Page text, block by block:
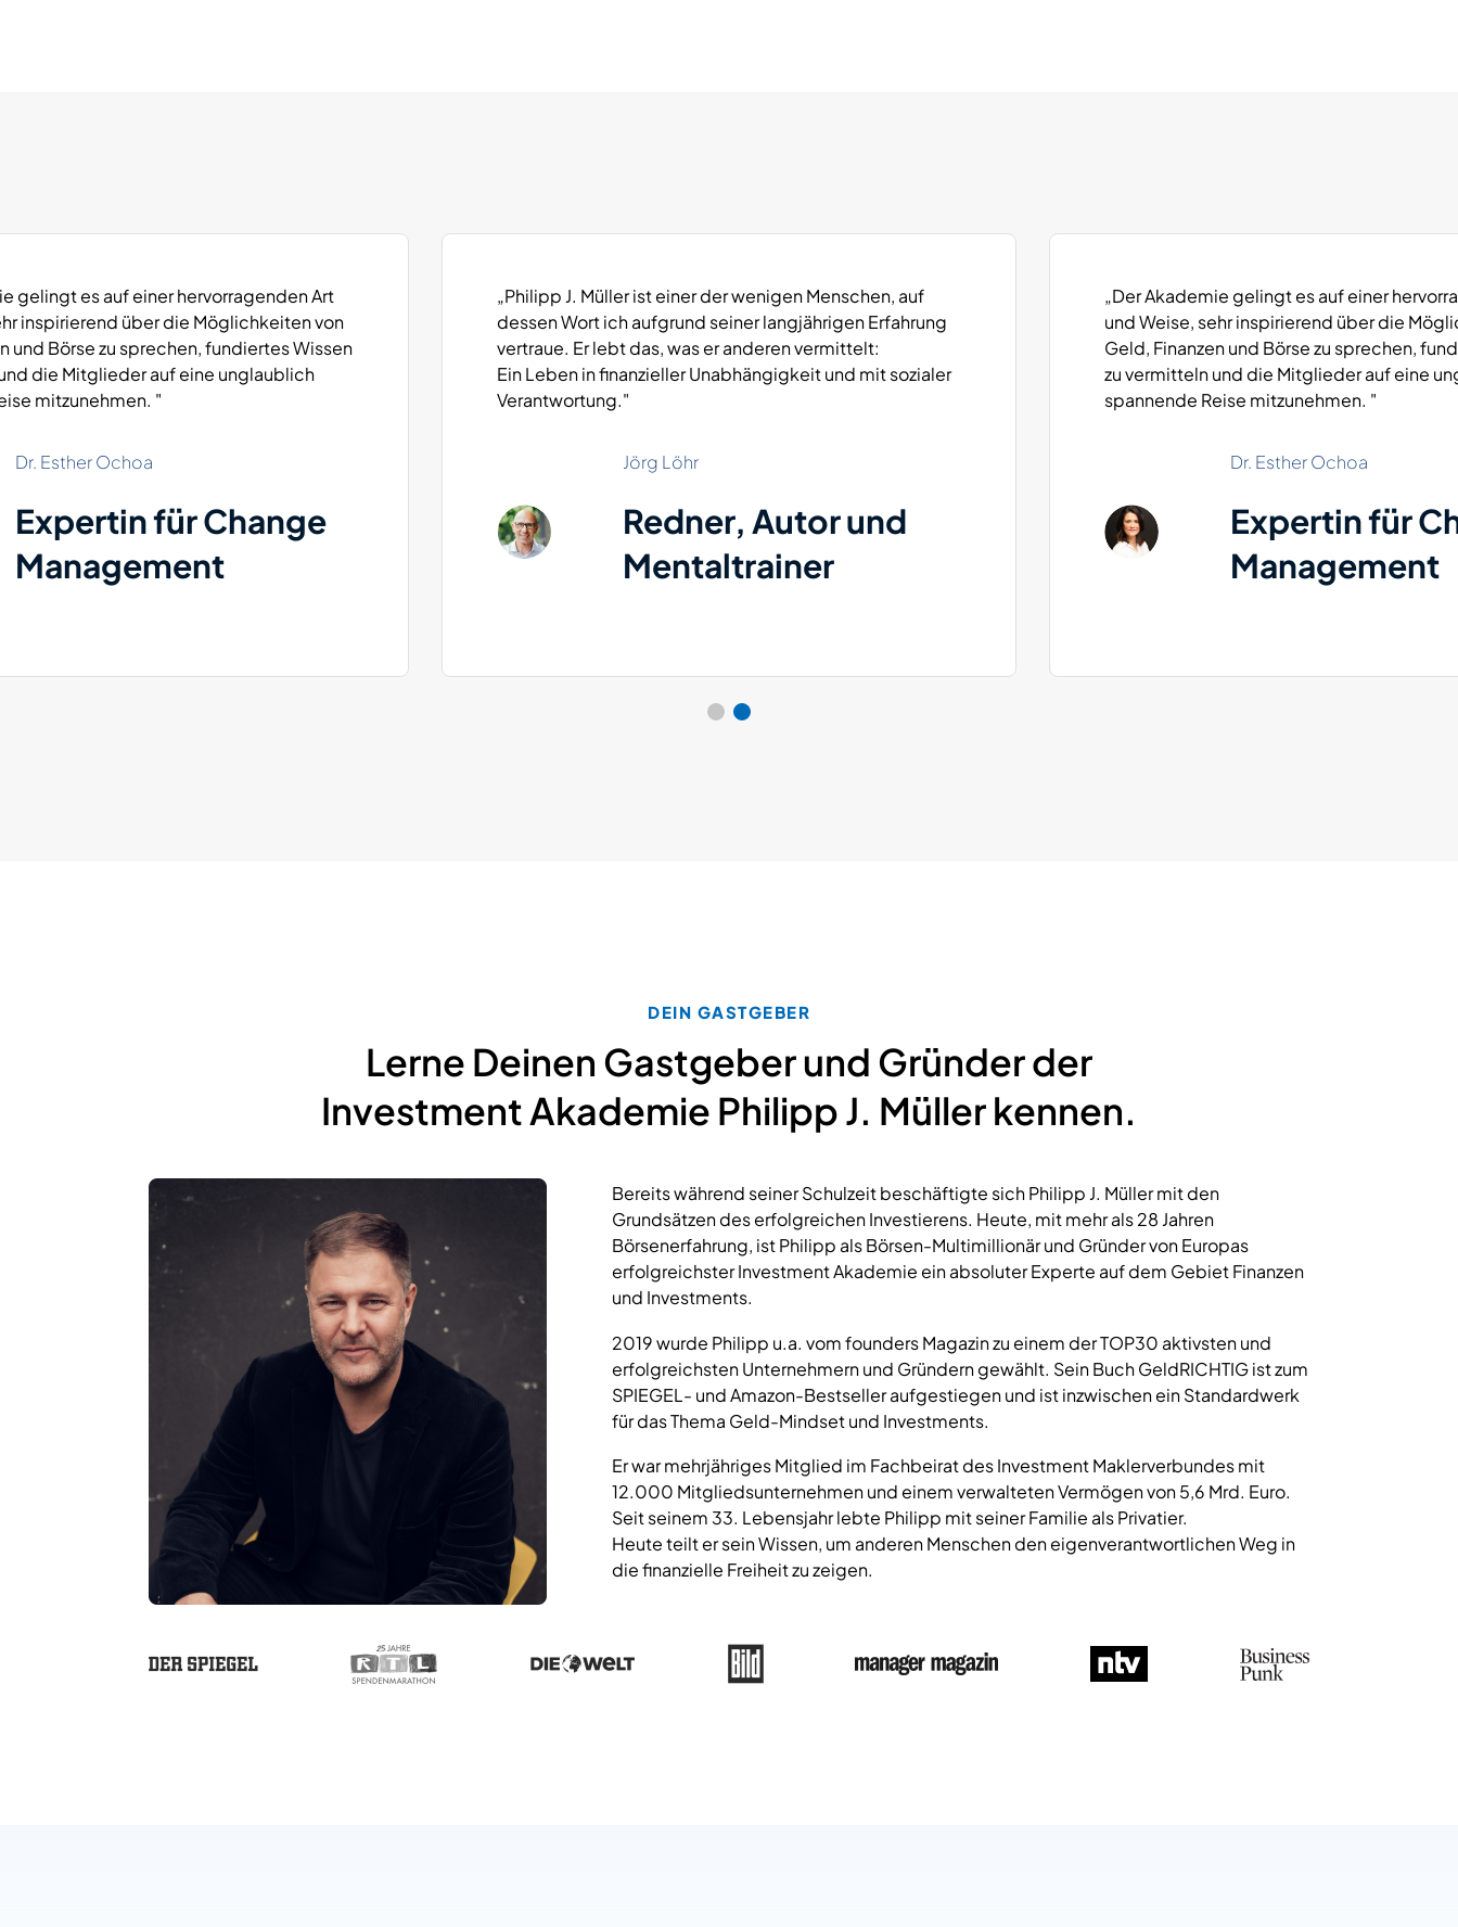
gelingt es auf einer hervorragenden Art
inspirierend über die Möglichkeiten von
und Börse zu sprechen, fundiertes Wissen
die Mitglieder auf eine unglaublich
mitzunehmen. "
Dr. Esther Ochoa
Expertin für Change
Management
„Philipp J. Müller ist einer der wenigen Menschen, auf
dessen Wort ich aufgrund seiner langjährigen Erfahrung
vertraue. Er lebt das, was er anderen vermittelt:
Ein Leben in finanzieller Unabhängigkeit und mit sozialer
Verantwortung."
Jörg Löhr
Redner, Autor und
Mentaltrainer
„Der Akademie gelingt es auf einer
und Weise, sehr inspirierend über die
Geld, Finanzen und Börse zu sprechen,
zu vermitteln und die Mitglieder auf eine
spannende Reise mitzunehmen. "
Dr. Esther Ochoa
Expertin für
Management
DEIN GASTGEBER
Lerne Deinen Gastgeber und Gründer der
Investment Akademie Philipp J. Müller kennen.
Bereits während seiner Schulzeit beschäftigte sich Philipp J. Müller mit den
Grundsätzen des erfolgreichen Investierens. Heute, mit mehr als 28 Jahren
Börsenerfahrung, ist Philipp als Börsen-Multimillionär und Gründer von Europas
erfolgreichster Investment Akademie ein absoluter Experte auf dem Gebiet Finanzen
und Investments.
2019 wurde Philipp u.a. vom founders Magazin zu einem der TOP30 aktivsten und
erfolgreichsten Unternehmern und Gründern gewählt. Sein Buch GeldRICHTIG ist zum
SPIEGEL- und Amazon-Bestseller aufgestiegen und ist inzwischen ein Standardwerk
für das Thema Geld-Mindset und Investments.
Er war mehrjähriges Mitglied im Fachbeirat des Investment Maklerverbundes mit
12.000 Mitgliedsunternehmen und einem verwalteten Vermögen von 5,6 Mrd. Euro.
Seit seinem 33. Lebensjahr lebte Philipp mit seiner Familie als Privatier.
Heute teilt er sein Wissen, um anderen Menschen den eigenverantwortlichen Weg in
die finanzielle Freiheit zu zeigen.